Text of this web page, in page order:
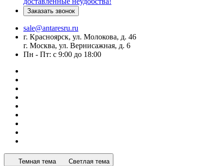
Заказать звонок
sale@antaresru.ru
г. Красноярск, ул. Молокова, д. 46
г. Москва, ул. Вернисажная, д. 6
Пн - Пт: с 9:00 до 18:00
Темная тема Светлая тема